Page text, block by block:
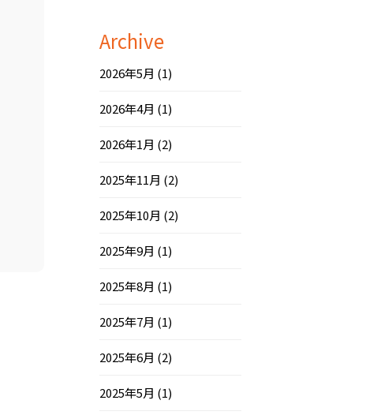
Archive
2026年5月 (1)
2026年4月 (1)
2026年1月 (2)
2025年11月 (2)
2025年10月 (2)
2025年9月 (1)
2025年8月 (1)
2025年7月 (1)
2025年6月 (2)
2025年5月 (1)